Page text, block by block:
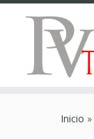
Inicio »